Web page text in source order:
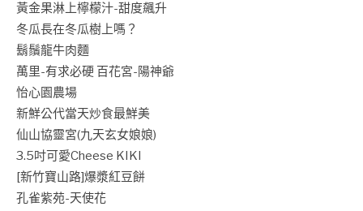
黃金果淋上檸檬汁-甜度飆升
冬瓜長在冬瓜樹上嗎？
鬍鬚龍牛肉麵
萬里-有求必硬 百花宮-陽神爺
怡心園農場
新鮮公代當天炒食最鮮美
仙山協靈宮(九天玄女娘娘)
3.5吋可愛Cheese KIKI
[新竹寶山路]爆漿紅豆餅
孔雀紫苑-天使花